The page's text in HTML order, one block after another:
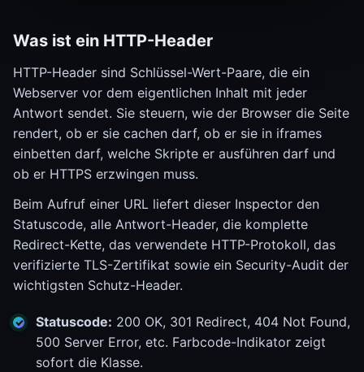
Was ist ein HTTP-Header
HTTP-Header sind Schlüssel-Wert-Paare, die ein
Webserver vor dem eigentlichen Inhalt mit jeder
Antwort sendet. Sie steuern, wie der Browser die Seite
rendert, ob er sie cachen darf, ob er sie in iframes
einbetten darf, welche Skripte er ausführen darf und
ob er HTTPS erzwingen muss.
Beim Aufruf einer URL liefert dieser Inspector den
Statuscode, alle Antwort-Header, die komplette
Redirect-Kette, das verwendete HTTP-Protokoll, das
verifizierte TLS-Zertifikat sowie ein Security-Audit der
wichtigsten Schutz-Header.
Statuscode: 200 OK, 301 Redirect, 404 Not Found,
500 Server Error, etc. Farbcode-Indikator zeigt
sofort die Klasse.